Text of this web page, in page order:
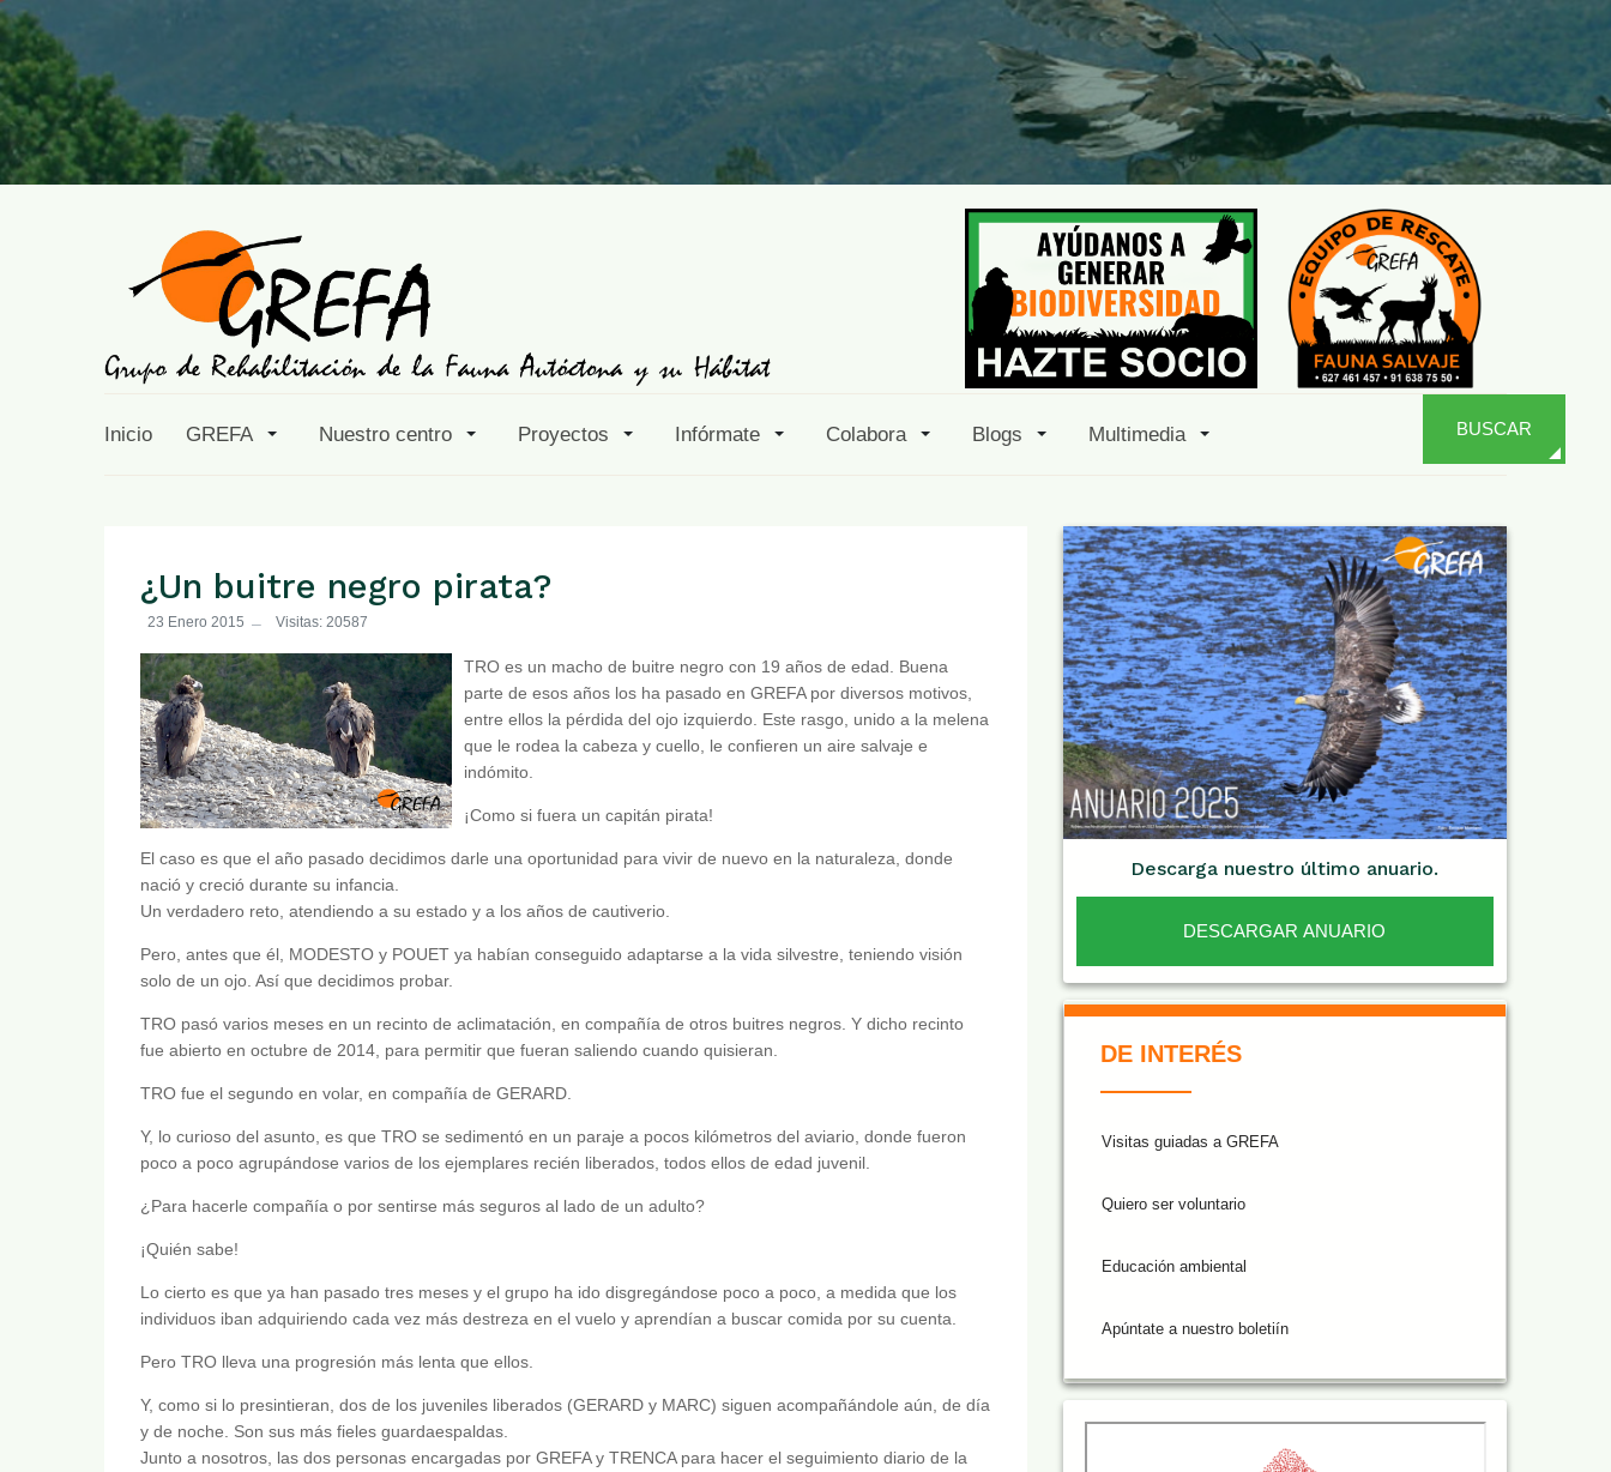
Inicio GREFA Nuestro centro Proyectos Infórmate Colabora Blogs Multimedia BUSCAR
¿Un buitre negro pirata?
23 Enero 2015 Visitas: 20587
TRO es un macho de buitre negro con 19 años de edad. Buena
parte de esos años los ha pasado en GREFA por diversos motivos,
entre ellos la pérdida del ojo izquierdo. Este rasgo, unido a la melena
que le rodea la cabeza y cuello, le confieren un aire salvaje e
indómito.
¡Como si fuera un capitán pirata!
El caso es que el año pasado decidimos darle una oportunidad para vivir de nuevo en la naturaleza, donde
nació y creció durante su infancia.
Un verdadero reto, atendiendo a su estado y a los años de cautiverio.
Pero, antes que él, MODESTO y POUET ya habían conseguido adaptarse a la vida silvestre, teniendo visión
solo de un ojo. Así que decidimos probar.
TRO pasó varios meses en un recinto de aclimatación, en compañía de otros buitres negros. Y dicho recinto
fue abierto en octubre de 2014, para permitir que fueran saliendo cuando quisieran.
TRO fue el segundo en volar, en compañía de GERARD.
Y, lo curioso del asunto, es que TRO se sedimentó en un paraje a pocos kilómetros del aviario, donde fueron
poco a poco agrupándose varios de los ejemplares recién liberados, todos ellos de edad juvenil.
¿Para hacerle compañía o por sentirse más seguros al lado de un adulto?
¡Quién sabe!
Lo cierto es que ya han pasado tres meses y el grupo ha ido disgregándose poco a poco, a medida que los
individuos iban adquiriendo cada vez más destreza en el vuelo y aprendían a buscar comida por su cuenta.
Pero TRO lleva una progresión más lenta que ellos.
Y, como si lo presintieran, dos de los juveniles liberados (GERARD y MARC) siguen acompañándole aún, de día
y de noche. Son sus más fieles guardaespaldas.
Junto a nosotros, las dos personas encargadas por GREFA y TRENCA para hacer el seguimiento diario de la
Descarga nuestro último anuario.
DESCARGAR ANUARIO
DE INTERÉS
Visitas guiadas a GREFA
Quiero ser voluntario
Educación ambiental
Apúntate a nuestro boletiín